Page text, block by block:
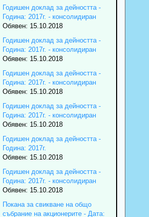
Годишен доклад за дейността -
Година: 2017г. - консолидиран
Обявен: 15.10.2018
Годишен доклад за дейността -
Година: 2017г. - консолидиран
Обявен: 15.10.2018
Годишен доклад за дейността -
Година: 2017г. - консолидиран
Обявен: 15.10.2018
Годишен доклад за дейността -
Година: 2017г. - консолидиран
Обявен: 15.10.2018
Годишен доклад за дейността -
Година: 2017г.
Обявен: 15.10.2018
Годишен доклад за дейността -
Година: 2017г. - консолидиран
Обявен: 15.10.2018
Покана за свикване на общо
събрание на акционерите - Дата: